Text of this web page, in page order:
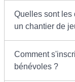
Quelles sont les
un chantier de
Comment
bénévoles ?